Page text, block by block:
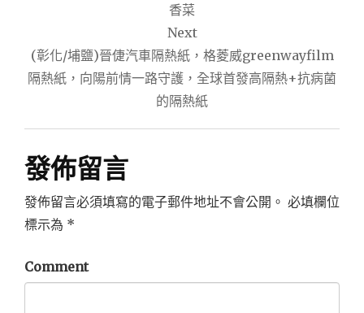
覽
香菜
Next
(彰化/埔鹽)晉倢汽車隔熱紙，格菱威greenwayfilm
隔熱紙，向陽前情一路守護，全球首發高隔熱+抗病菌
的隔熱紙
發佈留言
發佈留言必須填寫的電子郵件地址不會公開。 必填欄位
標示為 *
Comment